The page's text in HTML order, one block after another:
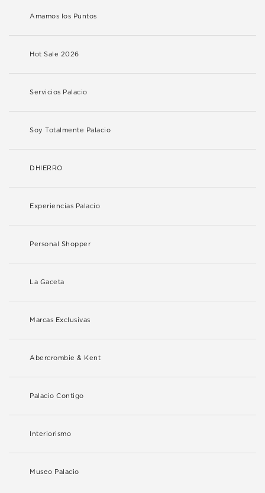
Amamos los Puntos
Hot Sale 2026
Servicios Palacio
Soy Totalmente Palacio
DHIERRO
Experiencias Palacio
Personal Shopper
La Gaceta
Marcas Exclusivas
Abercrombie & Kent
Palacio Contigo
Interiorismo
Museo Palacio